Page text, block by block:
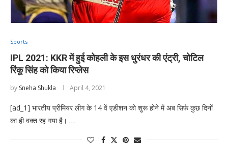
Sports
IPL 2021: KKR में हुई कोहली के इस धुरंधर की एंट्री, चोटिल
रिंकू सिंह को किया रिप्लेस
by Sneha Shukla April 4, 2021
[ad_1] भारतीय प्रीमियर लीग के 14 वें एडीशन को शुरू होने में अब सिर्फ कुछ दिनों
का ही वक्त रह गया है। …